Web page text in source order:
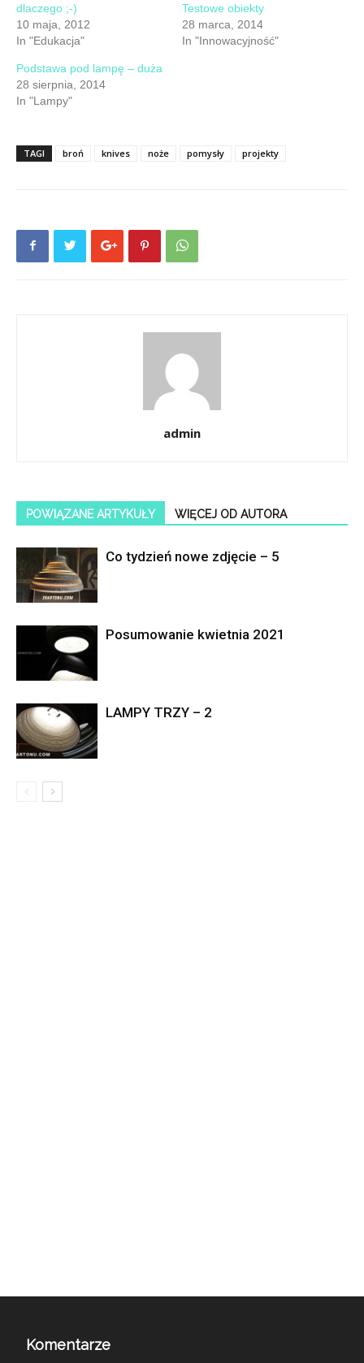
dlaczego ;-)
10 maja, 2012
In "Edukacja"
Testowe obiekty
28 marca, 2014
In "Innowacyjność"
Podstawa pod lampę – duża
28 sierpnia, 2014
In "Lampy"
TAGI broń knives noże pomysły projekty
admin
POWIĄZANE ARTYKUŁY WIĘCEJ OD AUTORA
Co tydzień nowe zdjęcie – 5
Posumowanie kwietnia 2021
LAMPY TRZY – 2
Komentarze